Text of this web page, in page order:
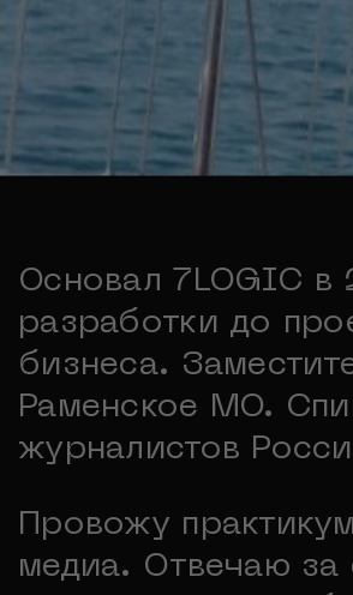
Основал 7LOGIC
разработки до
бизнеса.
Раменское МО.
журналистов
Провожу
медиа. Отвечаю за